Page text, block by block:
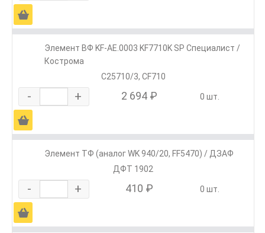
Ä
Элемент ВФ KF-АЕ.0003 KF7710K SP Специалист /
Кострома
C25710/3, CF710
- + 2 694 ₽ 0 шт.
Ä
Элемент ТФ (аналог WK 940/20, FF5470) / ДЗАФ
ДФТ 1902
- + 410 ₽ 0 шт.
Ä